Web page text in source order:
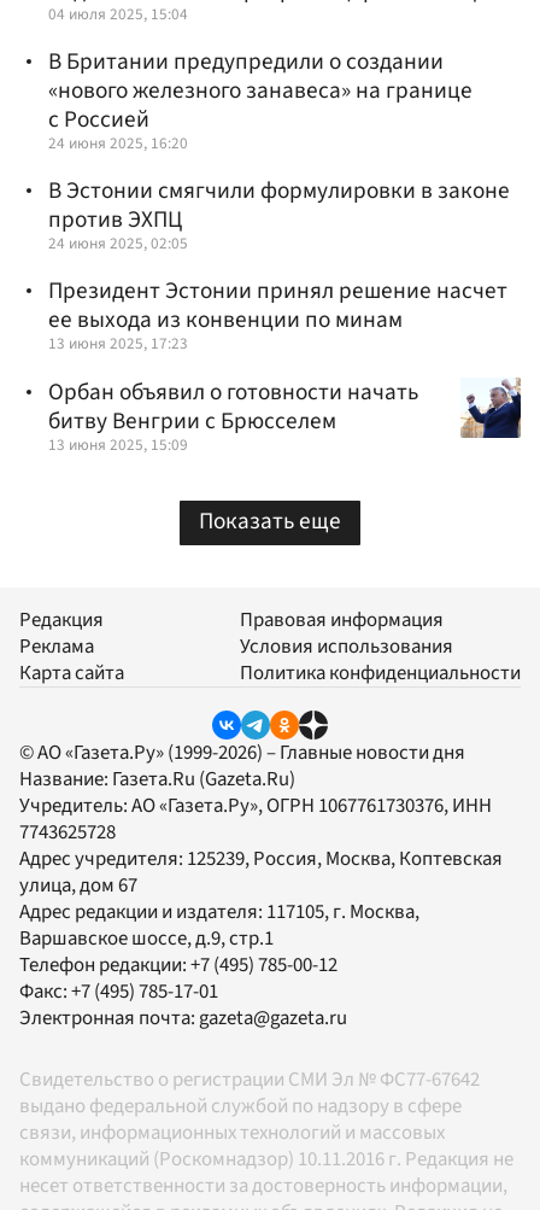
04 июля 2025, 15:04
В Британии предупредили о создании
«нового железного занавеса» на границе
с Россией
24 июня 2025, 16:20
В Эстонии смягчили формулировки в законе
против ЭХПЦ
24 июня 2025, 02:05
Президент Эстонии принял решение насчет
ее выхода из конвенции по минам
13 июня 2025, 17:23
Орбан объявил о готовности начать
битву Венгрии с Брюсселем
13 июня 2025, 15:09
Показать еще
Редакция
Реклама
Карта сайта
Правовая информация
Условия использования
Политика конфиденциальности
© АО «Газета.Ру» (1999-2026) – Главные новости дня
Название: Газета.Ru (Gazeta.Ru)
Учредитель:АО «Газета.Ру», ОГРН 1067761730376, ИНН
7743625728
Адрес учредителя: 125239, Россия, Москва, Коптевская
улица, дом 67
Адрес редакции и издателя: 117105, г. Москва,
Варшавское шоссе, д.9, стр.1
Телефон редакции:+7 (495) 785-00-12
Факс:+7 (495) 785-17-01
Электронная почта:gazeta@gazeta.ru
Свидетельство о регистрации СМИ Эл № ФС77-67642
выдано федеральной службой по надзору в сфере
связи, информационных технологий и массовых
коммуникаций (Роскомнадзор) 10.11.2016 г. Редакция не
несет ответственности за достоверность информации,